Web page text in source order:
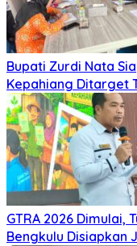
Bupati Zurdi Nata
Kepahiang Ditarget
GTRA 2026 Dimulai,
Bengkulu Disiapkan